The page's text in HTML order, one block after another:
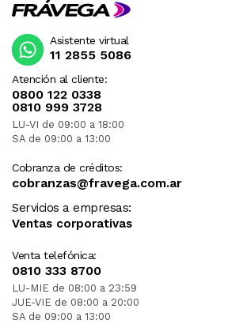
Atención al cliente:
0800 122 0338
0810 999 3728
LU-VI de 09:00 a 18:00
SA de 09:00 a 13:00
Cobranza de créditos:
cobranzas@fravega.com.ar
Servicios a empresas:
Ventas corporativas
Venta telefónica:
0810 333 8700
LU-MIE de 08:00 a 23:59
JUE-VIE de 08:00 a 20:00
SA de 09:00 a 13:00
Asistente virtual
11 2855 5086